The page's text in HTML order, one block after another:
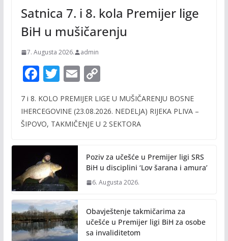
Satnica 7. i 8. kola Premijer lige
BiH u mušičarenju
7. Augusta 2026. admin
F
e
b
o
k
T
itt
er
E
ai
l
C
p
y
n
k
7 i 8. KOLO PREMIJER LIGE U MUŠIČARENJU BOSNE
IHERCEGOVINE (23.08.2026. NEDELJA) RIJEKA PLIVA –
ŠIPOVO, TAKMIČENJE U 2 SEKTORA
Poziv za učešće u Premijer ligi SRS
BiH u disciplini ‘Lov šarana i amura’
6. Augusta 2026.
Obavještenje takmičarima za
učešće u Premijer ligi BiH za osobe
sa invaliditetom